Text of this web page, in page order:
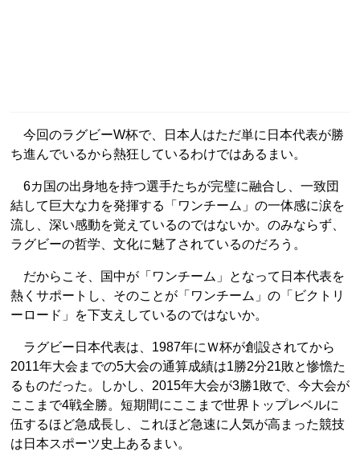
今回のラグビーW杯で、日本人はただ単に日本代表が勝
ち進んでいるから熱狂しているわけではあるまい。
6カ国の出身地を持つ選手たちが完璧に融合し、一致団
結して巨大な力を発揮する「ワンチーム」の一体感に涙を
流し、深い感動を覚えているのではないか。のみならず、
ラグビーの哲学、文化に魅了されているのだろう。
だからこそ、国中が「ワンチーム」となって日本代表を
熱くサポートし、そのことが「ワンチーム」の「ビクトリ
ーロード」を下支えしているのではないか。
ラグビー日本代表は、1987年にＷ杯が創設されてから
2011年大会までの5大会の通算成績は1勝2分21敗と惨憺た
るものだった。しかし、2015年大会が3勝1敗で、今大会が
ここまで4戦全勝。短期間にここまで世界トップレベルに
伍するほど急成長し、これほど急速に人気が高まった競技
は日本スポーツ史上あるまい。